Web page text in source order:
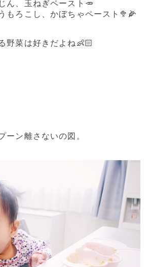
ん、玉ねぎペースト🥕
もろこし、かぼちゃペースト🥦🌽
野菜は好きだよね👶🏻
ーン離さないの図。